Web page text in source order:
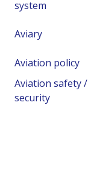
system
Aviary
Aviation policy
Aviation safety /
security